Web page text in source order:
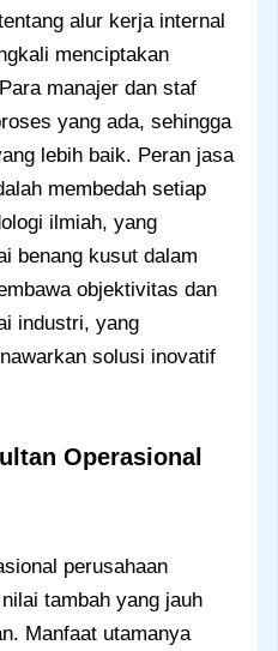
alur kerja internal
menciptakan
manajer dan staf
yang ada, sehingga
lebih baik. Peran jasa
membedah setiap
ilmiah, yang
benang kusut dalam
objektivitas dan
industri, yang
solusi inovatif
Operasional
perusahaan
tambah yang jauh
Manfaat utamanya